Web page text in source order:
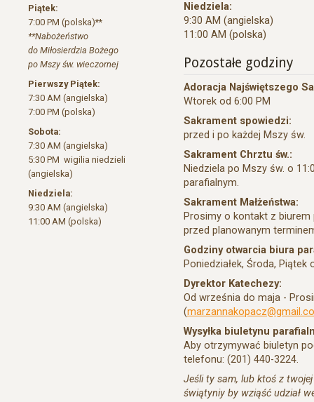
Piątek:
7:00 PM (polska)**
**Nabożeństwo
do Miłosierdzia Bożego
po Mszy św. wieczornej
Pierwszy Piątek:
7:30 AM (angielska)
7:00 PM (polska)
Sobota:
7:30 AM (angielska)
5:30 PM wigilia niedzieli
(angielska)
Niedziela:
9:30 AM (angielska)
11:00 AM (polska)
Niedziela:
9:30 AM (angielska)
11:00 AM (polska)
Pozostałe godziny
Adoracja Najświętszego
Wtorek od 6:00 PM
Sakrament spowiedzi:
przed i po każdej Mszy św.
Sakrament Chrztu św.:
Niedziela po Mszy św. o
parafialnym.
Sakrament Małżeństwa:
Prosimy o kontakt z
przed planowanym
Godziny otwarcia biura
Poniedziałek, Środa, Piątek
Dyrektor Katechezy:
Od września do maja -
(
Wysyłka biuletynu
Aby otrzymywać biuletyn
telefonu: (201) 440-3224.
Jeśli ty sam, lub ktoś z
świątyniy by wziąść udział